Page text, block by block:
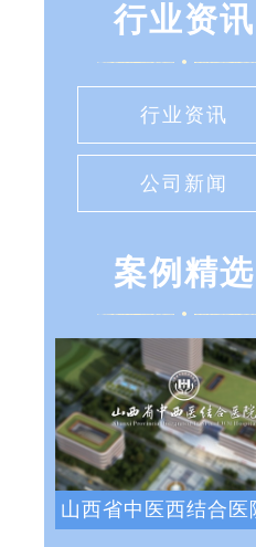
行业资讯
行业资讯
公司新闻
案例精选